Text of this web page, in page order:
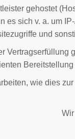
gehostet
es sich v. a. um
und
wie dies